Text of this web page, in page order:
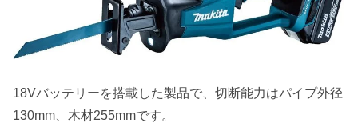
18Vバッテリーを搭載した製品で、切断能力はパイプ外径
130mm、木材255mmです。